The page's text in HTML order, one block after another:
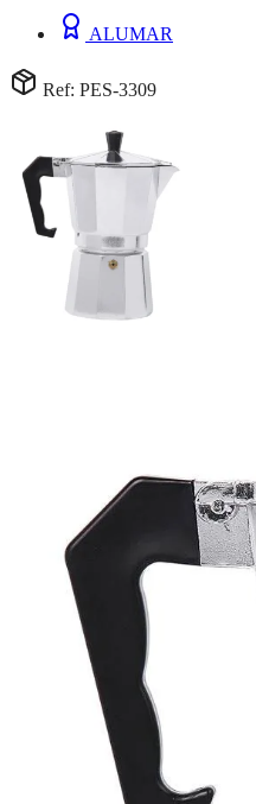
ALUMAR
Ref: PES-3309